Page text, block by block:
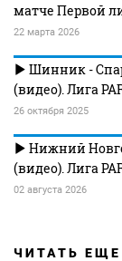
матче Первой
22 марта 2026
Шинник -
(видео). Лига
26 октября 2025
Нижний
(видео). Лига
02 августа 2026
ЧИТАТЬ ЕЩЕ